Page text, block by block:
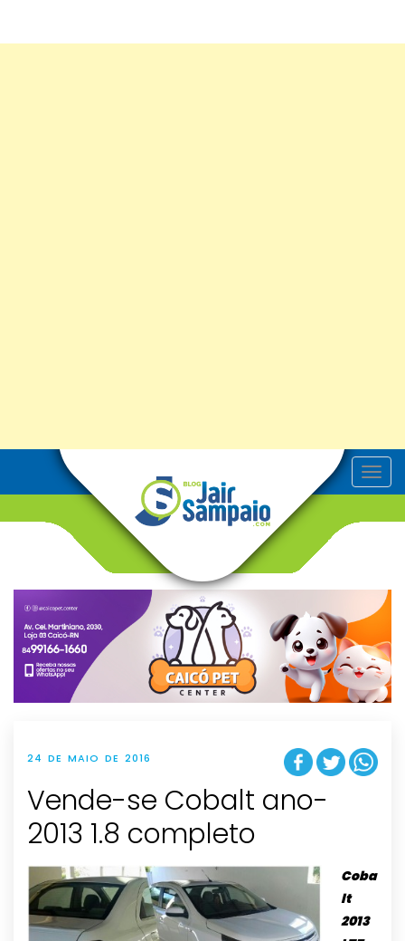
T
o
v
g
t
i
o
n
24 DE MAIO DE 2016
Vende-se Cobalt ano-
2013 1.8 completo
Coba
lt
2013